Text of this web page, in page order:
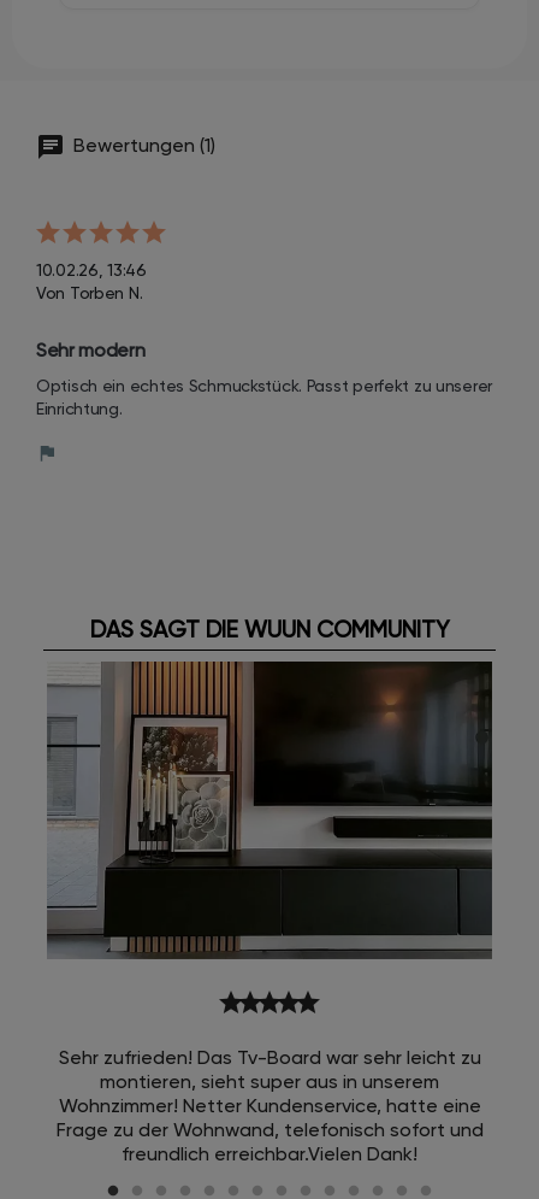
Bewertungen (1)
10.02.26, 13:46
Von Torben N.
Sehr modern
Optisch ein echtes Schmuckstück. Passt perfekt zu unserer
Einrichtung.
DAS SAGT DIE WUUN COMMUNITY
starstarstarstarstar
Sehr zufrieden! Das Tv-Board war sehr leicht zu
montieren, sieht super aus in unserem
Wohnzimmer! Netter Kundenservice, hatte eine
Frage zu der Wohnwand, telefonisch sofort und
freundlich erreichbar.Vielen Dank!